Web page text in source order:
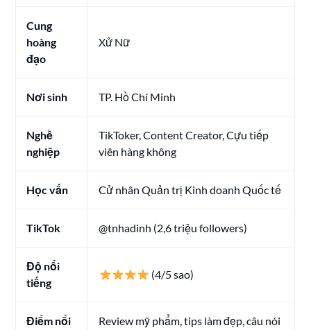
Cung
hoàng
đạo
Xử Nữ
Nơi sinh TP. Hồ Chí Minh
Nghề
nghiệp
TikToker, Content Creator, Cựu tiếp
viên hàng không
Học vấn Cử nhân Quản trị Kinh doanh Quốc tế
TikTok @tnhadinh (2,6 triệu followers)
Độ nổi
tiếng
(4/5 sao)
Điểm nổi
Review mỹ phẩm, tips làm đẹp, câu nói